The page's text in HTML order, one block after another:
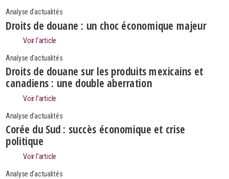
Analyse d'actualités
Droits de douane : un choc économique majeur
Voir l’article
Analyse d'actualités
Droits de douane sur les produits mexicains et
canadiens : une double aberration
Voir l’article
Analyse d'actualités
Corée du Sud : succès économique et crise
politique
Voir l’article
Analyse d'actualités
Search